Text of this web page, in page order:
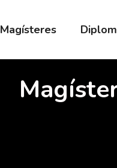
Magísteres